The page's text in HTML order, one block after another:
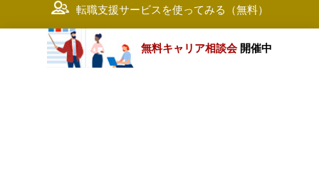
転職支援サービスを使ってみる（無料）
無料キャリア相談会 開催中